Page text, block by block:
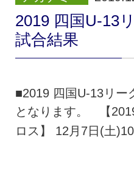
2019 四国U-13
試合結果
■2019 四国U-13リー
となります。 【
ロス】 12月7日(土